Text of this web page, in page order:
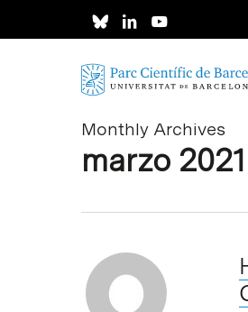
Monthly Archives
marzo 2021